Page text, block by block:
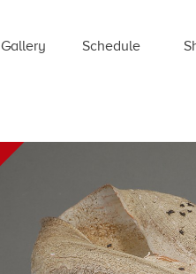
Gallery Schedule